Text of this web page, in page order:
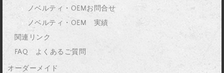
ノベルティ・OEMお問合せ
ノベルティ・OEM 実績
関連リンク
FAQ よくあるご質問
オーダーメイド